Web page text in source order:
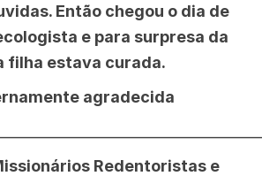
Então chegou o dia de
e para surpresa da
filha estava curada.
agradecida
Redentoristas e